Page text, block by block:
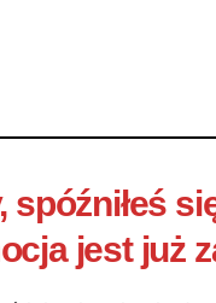
spóźniłeś
jest już